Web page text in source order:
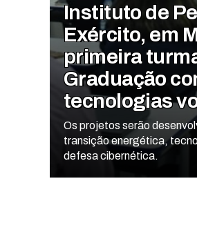
Instituto de
Exército, em
primeira
Graduação
tecnologias
Os projetos serão
transição energética,
defesa cibernética.